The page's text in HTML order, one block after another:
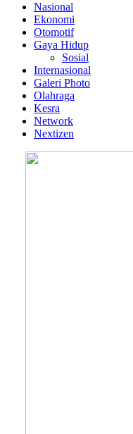
Nasional
Ekonomi
Otomotif
Gaya Hidup
Sosial
Internasional
Galeri Photo
Olahraga
Kesra
Network
Nextizen